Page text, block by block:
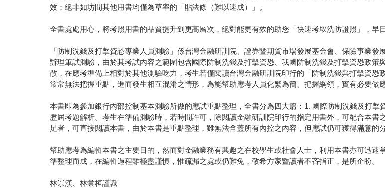
效；絕非如坊間其他用書均僅為草率的「貼法條（難以速成）」。
全書處處用心，將考照用書的品質提升到更高層次，絕對能更有效的助您「快速考取洗防證照」，早
「防制洗錢及打擊資恐專業人員測驗」係台灣金融研訓院、證券暨期貨市場發展基金會、保險事業
辦理筆試測驗，由於其考試內容之範圍包含國際防制洗錢及打擊資恐、我國防制洗錢及打擊資恐政
散，在應考準備上相對於其他測驗吃力，考生若僅閱讀台灣金融研訓院印行的「防制洗錢與打擊資恐
常常無法把握重點，進而發生相互混淆之情形，為能幫助應考人員化繁為簡、把握綱領，實有必要做
本書即為參加銀行內部控制基本測驗所做的應試重點整理，全書分為四大篇：1. 國際防制洗錢及打
歷屆考題解析。考生在準備測驗時，若時間許可，除閱讀金融研訓院印行的指定用書外，可配合本
足者，可直接閱讀本書，由於本書是重點整理，雖無法含蓋所有內控之內容，但應試仍可獲得滿意的分
幫助應考為編輯本書之主要目的，然而對金融業務有興趣之在校學生或社會人士，利用本書亦可迅
準整理而成，在編輯過程雖極盡謹慎，惟疏漏之處或仍難免，敬希方家暨讀者不吝指正，是所企盼。
林崇漢、林彙桓謹識